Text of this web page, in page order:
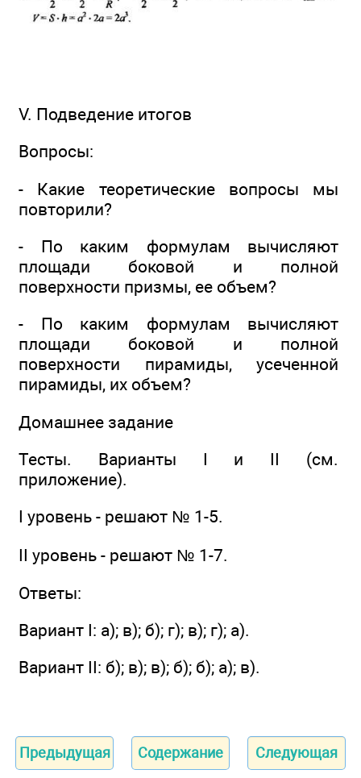
V. Подведение итогов
Вопросы:
- Какие теоретические вопросы мы
повторили?
- По каким формулам вычисляют
площади боковой и полной
поверхности призмы, ее объем?
- По каким формулам вычисляют
площади боковой и полной
поверхности пирамиды, усеченной
пирамиды, их объем?
Домашнее задание
Тесты. Варианты I и II (см.
приложение).
I уровень - решают № 1-5.
II уровень - решают № 1-7.
Ответы:
Вариант I: а); в); б); г); в); г); а).
Вариант II: б); в); в); б); б); а); в).
Предыдущая Содержание Следующая